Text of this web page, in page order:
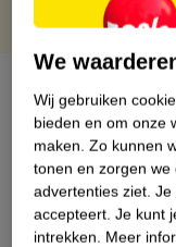
Over dit
Etiketinformatie
We
Wij gebruiken
bieden en om onze
maken. Zo kunnen
tonen en zorgen we
advertenties ziet. Je
accepteert. Je kunt
intrekken. Meer